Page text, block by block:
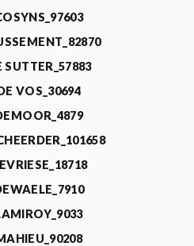
SUTTER_57883
VOS_30694